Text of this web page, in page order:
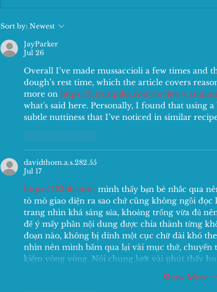
The tasty Lunch Deal
Sort by: Newest
JayParker
Jul 26
Overall I’ve made mussaccioli a few times and
dough’s rest time, which the article covers
more on https://it.trustpilot.com/review/
what's said here. Personally, I found that using
subtle nuttiness that I’ve noticed in similar
davidthom.a.s.282.55
Jul 17
https://123bb.info/ mình thấy bạn bè nhắc qua
tò mò giao diện ra sao chứ cũng không ngồi
trang nhìn khá sáng sủa, khoảng trống vừa đủ
để ý mấy phần nội dung được chia thành từng
đoạn nào, không bị dính một cục chữ dài khó
nhìn nên mình bấm qua lại vài mục thử,
kiếm vòng vòng. Nói chung lướt vài phút thấy họ
Show More